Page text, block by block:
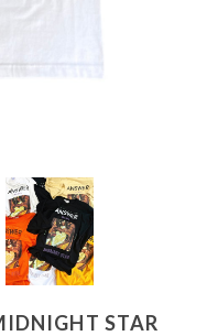
STAR